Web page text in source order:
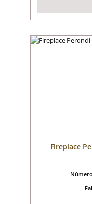
Fireplace